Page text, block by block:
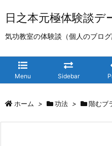
日之本元極体験談デ
気功教室の体験談（個人のブロ
Menu Sidebar
ホーム > 功法 > 階むブ